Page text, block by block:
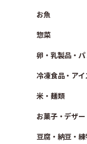
お魚
惣菜
卵・乳製品・パ
冷凍食品・アイ
米・麺類
お菓子・デザー
豆腐・納豆・練